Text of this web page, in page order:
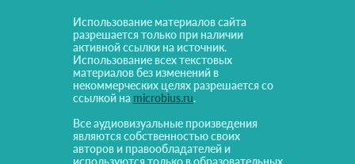
Использование материалов сайта
разрешается только при наличии
активной ссылки на источник.
Использование всех текстовых
материалов без изменений в
некоммерческих целях разрешается со
ссылкой на microbius.ru.
Все аудиовизуальные произведения
являются собственностью своих
авторов и правообладателей и
используются только в образовательных